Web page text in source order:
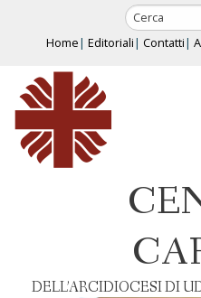
content
Home Editoriali Contatti
DELL’ARCIDIOCESI DI